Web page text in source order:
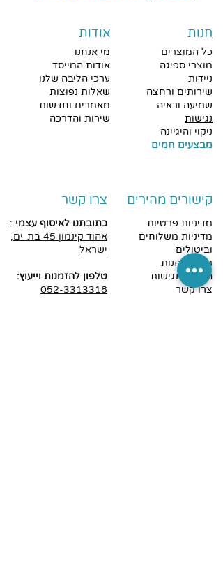
אודות
מי אנחנו
אודות המייסד
ערכי הליבה שלנו
שאלות נפוצות
מאמרים וחדשות
שירות והדרכה
חנות
כל המוצרים
מוצרי ספיגה
ניידות
שירותים ורחצה
שמיעה וראיה
נגישות
ניקוי והיגיינה
מבצעים חמים
צרו קשר
כתובתנו לאיסוף עצמי :
אהוד
קינמון 45 בת-ים,
ישראל
טלפון להזמנות וייעוץ:
052-3313318
קישורים מהירים
מדיניות פרטיות
מדיניות משלוחים
וביטולים
תקנון החנות
הצהרת נגישות
צרו קשר